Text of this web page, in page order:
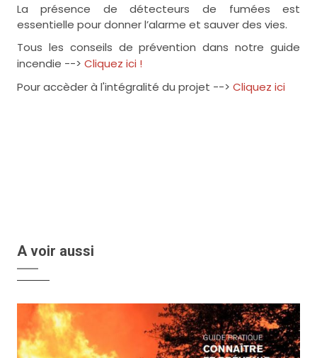
La présence de détecteurs de fumées est
essentielle pour donner l’alarme et sauver des vies.
Tous les conseils de prévention dans notre guide
incendie --> Cliquez ici !
Pour accèder à l'intégralité du projet --> Cliquez ici
A voir aussi